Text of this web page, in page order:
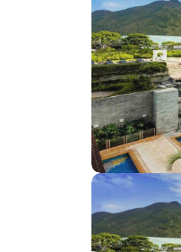
destination